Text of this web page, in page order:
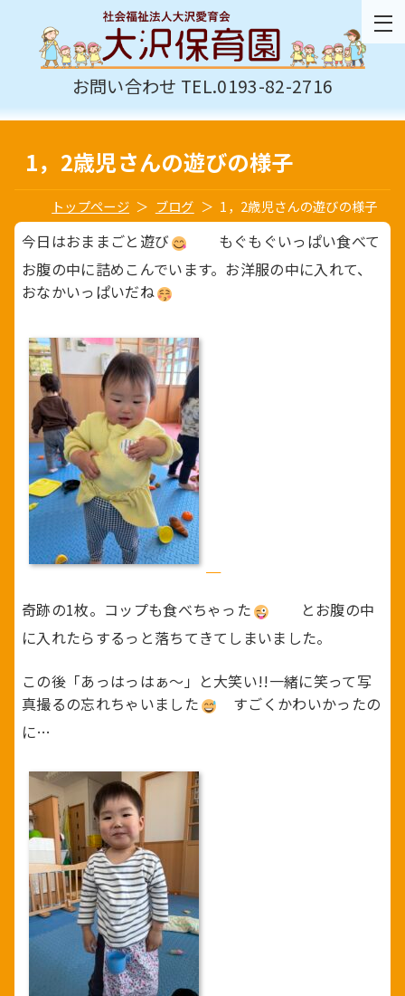
お問い合わせ TEL.0193-82-2716
1，2歳児さんの遊びの様子
トップページ ブログ 1，2歳児さんの遊びの様子
今日はおままごと遊び
もぐもぐいっぱい食べて
お腹の中に詰めこんでいます。お洋服の中に入れて、
おなかいっぱいだね
奇跡の1枚。コップも食べちゃった
とお腹の中
に入れたらするっと落ちてきてしまいました。
この後「あっはっはぁ～」と大笑い!!一緒に笑って写
真撮るの忘れちゃいました
すごくかわいかったの
に…